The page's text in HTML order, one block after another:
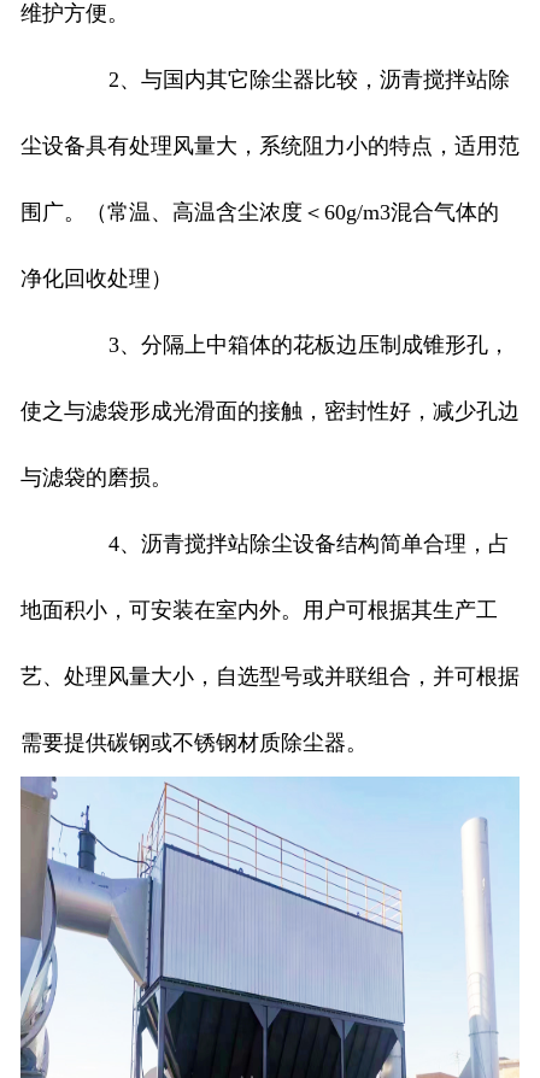
维护方便。
2、与国内其它除尘器比较，沥青搅拌站除
尘设备具有处理风量大，系统阻力小的特点，适用范
围广。（常温、高温含尘浓度＜60g/m3混合气体的
净化回收处理）
3、分隔上中箱体的花板边压制成锥形孔，
使之与滤袋形成光滑面的接触，密封性好，减少孔边
与滤袋的磨损。
4、沥青搅拌站除尘设备结构简单合理，占
地面积小，可安装在室内外。用户可根据其生产工
艺、处理风量大小，自选型号或并联组合，并可根据
需要提供碳钢或不锈钢材质除尘器。